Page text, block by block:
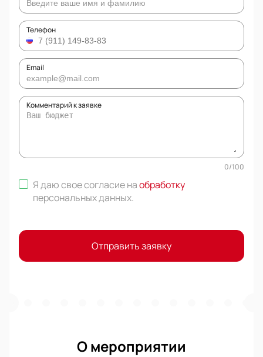
Телефон
Email
Комментарий к заявке
0/100
Я даю свое согласие наобработку
персональных данных.
Отправить заявку
О мероприятии